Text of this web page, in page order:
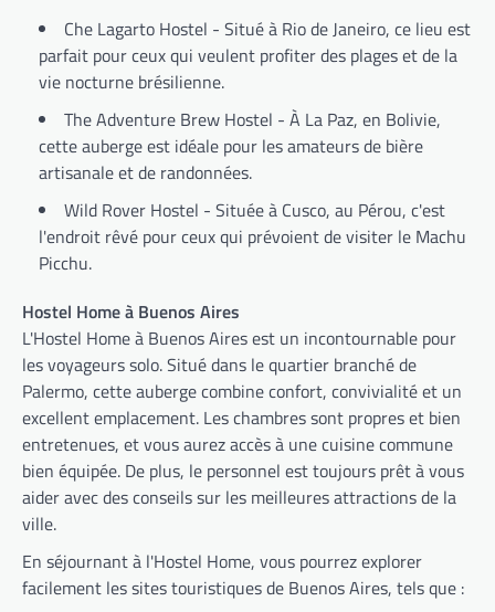
Che Lagarto Hostel - Situé à Rio de Janeiro, ce lieu est
parfait pour ceux qui veulent profiter des plages et de la
vie nocturne brésilienne.
The Adventure Brew Hostel - À La Paz, en Bolivie,
cette auberge est idéale pour les amateurs de bière
artisanale et de randonnées.
Wild Rover Hostel - Située à Cusco, au Pérou, c'est
l'endroit rêvé pour ceux qui prévoient de visiter le Machu
Picchu.
Hostel Home à Buenos Aires
L'Hostel Home à Buenos Aires est un incontournable pour
les voyageurs solo. Situé dans le quartier branché de
Palermo, cette auberge combine confort, convivialité et un
excellent emplacement. Les chambres sont propres et bien
entretenues, et vous aurez accès à une cuisine commune
bien équipée. De plus, le personnel est toujours prêt à vous
aider avec des conseils sur les meilleures attractions de la
ville.
En séjournant à l'Hostel Home, vous pourrez explorer
facilement les sites touristiques de Buenos Aires, tels que :